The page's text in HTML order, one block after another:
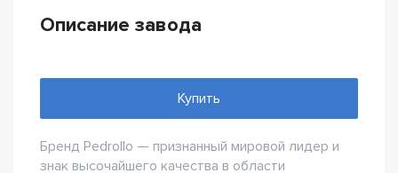
Описание завода
Купить
Бренд Pedrollo — признанный мировой лидер и
знак высочайшего качества в области